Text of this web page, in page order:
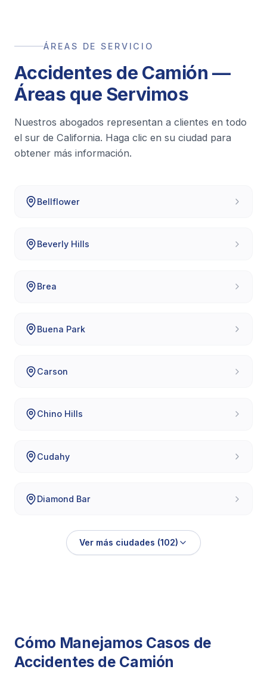
ÁREAS DE SERVICIO
Accidentes de Camión —
Áreas que Servimos
Nuestros abogados representan a clientes en todo
el sur de California. Haga clic en su ciudad para
obtener más información.
Bellflower
Beverly Hills
Brea
Buena Park
Carson
Chino Hills
Cudahy
Diamond Bar
Ver más ciudades (102)
Cómo Manejamos Casos de
Accidentes de Camión